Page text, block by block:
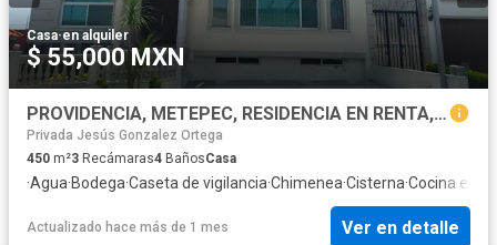
Casa·en alquiler
$ 55,000 MXN
PROVIDENCIA, METEPEC, RESIDENCIA EN RENTA, EXCELENTE ESTADO
Privada Jesús Gonzalez Ortega
450 m²3 Recámaras4 BañosCasa
·Agua·Bodega·Caseta de vigilancia·Chimenea·Cisterna·Cocina
Actualizado hace más de 1 mes Ver en detalle